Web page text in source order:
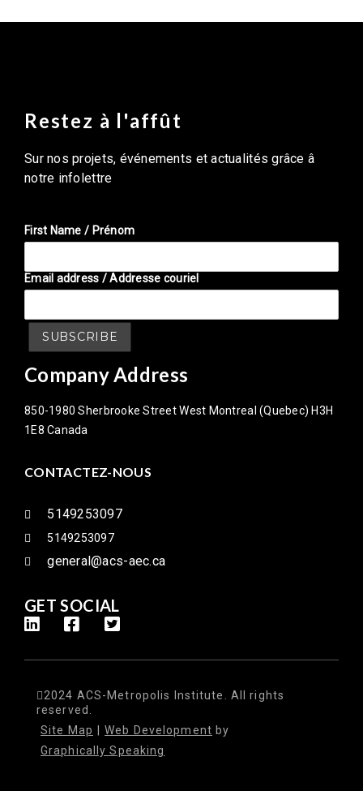
Restez à l'affût
Sur nos projets, événements et actualités grâce â
notre infolettre
First Name / Prénom
Email address / Addresse couriel
Company Address
850-1980 Sherbrooke Street West Montreal (Quebec) H3H
1E8 Canada
CONTACTEZ-NOUS
5149253097
5149253097
general@acs-aec.ca
GET SOCIAL
2024 ACS-Metropolis Institute. All rights
reserved.
Site Map
Web Development by
Graphically Speaking